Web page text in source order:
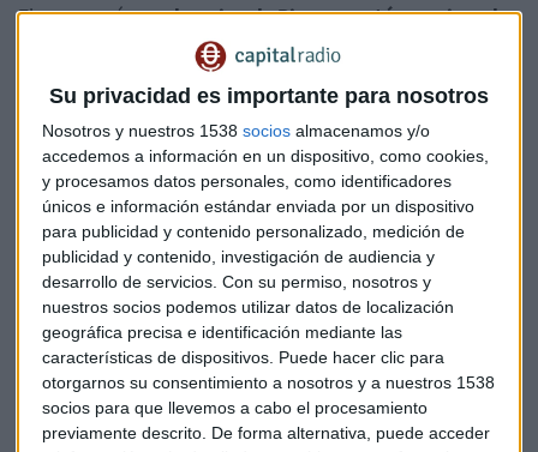
Su privacidad es importante para nosotros
Nosotros y nuestros 1538 socios almacenamos y/o
accedemos a información en un dispositivo, como cookies,
y procesamos datos personales, como identificadores
únicos e información estándar enviada por un dispositivo
para publicidad y contenido personalizado, medición de
publicidad y contenido, investigación de audiencia y
desarrollo de servicios. Con su permiso, nosotros y
nuestros socios podemos utilizar datos de localización
geográfica precisa e identificación mediante las
características de dispositivos. Puede hacer clic para
otorgarnos su consentimiento a nosotros y a nuestros 1538
socios para que llevemos a cabo el procesamiento
previamente descrito. De forma alternativa, puede acceder
Zhao agregó queel equipo de Binance está emocionado
de brindar a los fanáticos de Ronaldo "oportunidades
de participación exclusivas para conectarse con
Ronaldo"ya que poseen piezas de las colecciones de NFT.
Mientras tanto, la superestrella del fútbol también comentó
sobre los próximos lanzamientos de NFT y dijo que los
fanáticos seguramente los disfrutarán.Ronaldo también
explicó:
“Mi relación con los fanáticos es muy
importante para mí, por lo que la idea
de brindar experiencias y acceso sin
precedentes a través de esta
plataforma NFT es algo de lo que quería